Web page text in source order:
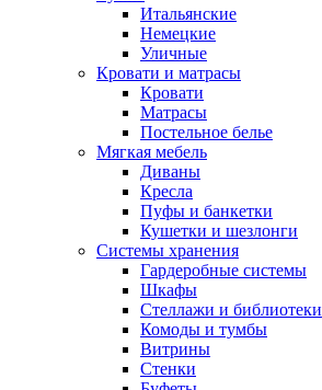
Итальянские
Немецкие
Уличные
Кровати и матрасы
Кровати
Матрасы
Постельное белье
Мягкая мебель
Диваны
Кресла
Пуфы и банкетки
Кушетки и шезлонги
Системы хранения
Гардеробные системы
Шкафы
Стеллажи и библиотеки
Комоды и тумбы
Витрины
Стенки